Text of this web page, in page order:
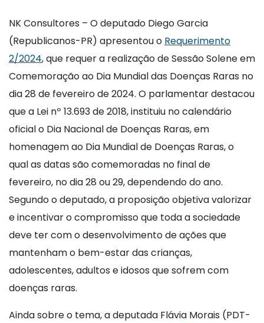
NK Consultores – O deputado Diego Garcia
(Republicanos-PR) apresentou o Requerimento
2/2024, que requer a realização de Sessão Solene em
Comemoração ao Dia Mundial das Doenças Raras no
dia 28 de fevereiro de 2024. O parlamentar destacou
que a Lei nº 13.693 de 2018, instituiu no calendário
oficial o Dia Nacional de Doenças Raras, em
homenagem ao Dia Mundial de Doenças Raras, o
qual as datas são comemoradas no final de
fevereiro, no dia 28 ou 29, dependendo do ano.
Segundo o deputado, a proposição objetiva valorizar
e incentivar o compromisso que toda a sociedade
deve ter com o desenvolvimento de ações que
mantenham o bem-estar das crianças,
adolescentes, adultos e idosos que sofrem com
doenças raras.
Ainda sobre o tema, a deputada Flávia Morais (PDT-